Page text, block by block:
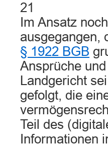
21
Im Ansatz
ausgegangen,
§ 1922 BGB
Ansprüche
Landgericht
gefolgt, die
Teil des
Informationen